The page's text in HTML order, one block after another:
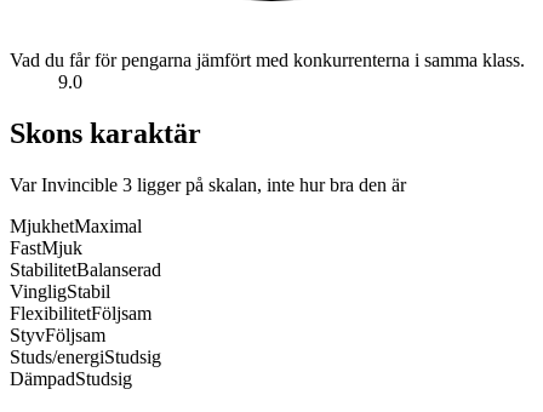
Vad du får för pengarna jämfört med konkurrenterna i samma klass.
9.0
Skons karaktär
Var Invincible 3 ligger på skalan, inte hur bra den är
MjukhetMaximal
FastMjuk
StabilitetBalanserad
VingligStabil
FlexibilitetFöljsam
StyvFöljsam
Studs/energiStudsig
DämpadStudsig